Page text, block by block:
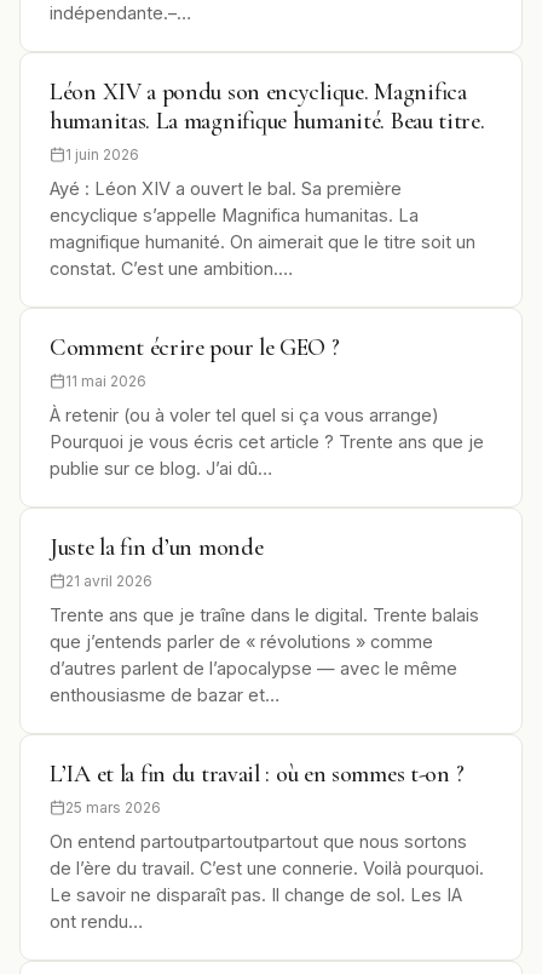
indépendante.–…
Léon XIV a pondu son encyclique. Magnifica
humanitas. La magnifique humanité. Beau titre.
1 juin 2026
Ayé : Léon XIV a ouvert le bal. Sa première
encyclique s’appelle Magnifica humanitas. La
magnifique humanité. On aimerait que le titre soit un
constat. C’est une ambition.…
Comment écrire pour le GEO ?
11 mai 2026
À retenir (ou à voler tel quel si ça vous arrange)
Pourquoi je vous écris cet article ? Trente ans que je
publie sur ce blog. J’ai dû…
Juste la fin d’un monde
21 avril 2026
Trente ans que je traîne dans le digital. Trente balais
que j’entends parler de « révolutions » comme
d’autres parlent de l’apocalypse — avec le même
enthousiasme de bazar et…
L’IA et la fin du travail : où en sommes t-on ?
25 mars 2026
On entend partoutpartoutpartout que nous sortons
de l’ère du travail. C’est une connerie. Voilà pourquoi.
Le savoir ne disparaît pas. Il change de sol. Les IA
ont rendu…